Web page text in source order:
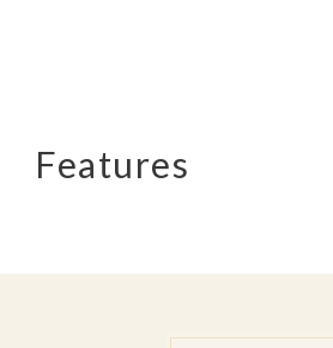
Features